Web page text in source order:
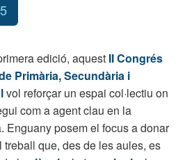
edició, aquest II Congrés
Primària, Secundària i
vol reforçar un espai col·lectiu on
com a agent clau en la
Enguany posem el focus a donar
que, des de les aules, es